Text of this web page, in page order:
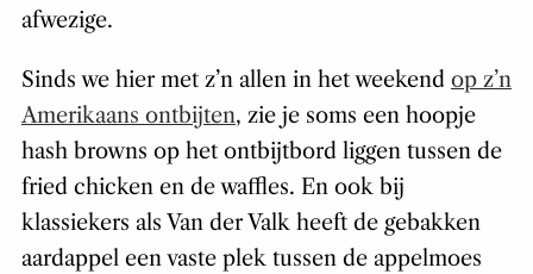
afwezige.
Sinds we hier met z’n allen in het weekend op z’n
Amerikaans ontbijten, zie je soms een hoopje
hash browns op het ontbijtbord liggen tussen de
fried chicken en de waffles. En ook bij
klassiekers als Van der Valk heeft de gebakken
aardappel een vaste plek tussen de appelmoes